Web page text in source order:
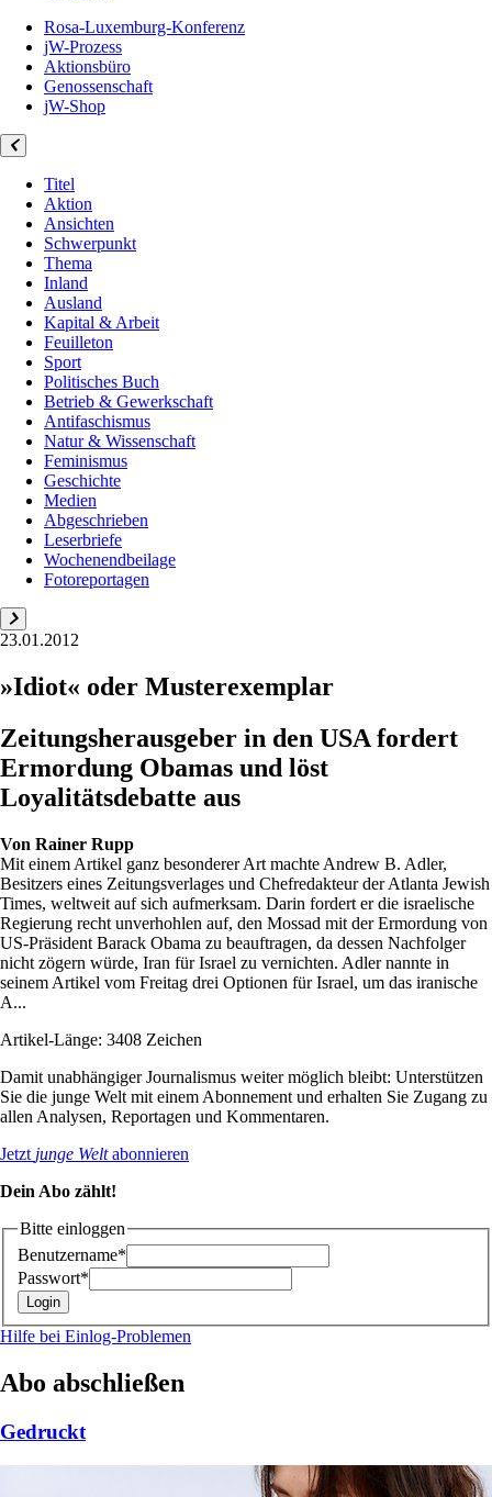
Rosa-Luxemburg-Konferenz
jW-Prozess
Aktionsbüro
Genossenschaft
jW-Shop
Titel
Aktion
Ansichten
Schwerpunkt
Thema
Inland
Ausland
Kapital & Arbeit
Feuilleton
Sport
Politisches Buch
Betrieb & Gewerkschaft
Antifaschismus
Natur & Wissenschaft
Feminismus
Geschichte
Medien
Abgeschrieben
Leserbriefe
Wochenendbeilage
Fotoreportagen
23.01.2012
»Idiot« oder Musterexemplar
Zeitungsherausgeber in den USA fordert
Ermordung Obamas und löst
Loyalitätsdebatte aus
Von Rainer Rupp
Mit einem Artikel ganz besonderer Art machte Andrew B. Adler,
Besitzers eines Zeitungsverlages und Chefredakteur der Atlanta Jewish
Times, weltweit auf sich aufmerksam. Darin fordert er die israelische
Regierung recht unverhohlen auf, den Mossad mit der Ermordung von
US-Präsident Barack Obama zu beauftragen, da dessen Nachfolger
nicht zögern würde, Iran für Israel zu vernichten. Adler nannte in
seinem Artikel vom Freitag drei Optionen für Israel, um das iranische
A...
Artikel-Länge: 3408 Zeichen
Damit unabhängiger Journalismus weiter möglich bleibt: Unterstützen
Sie die junge Welt mit einem Abonnement und erhalten Sie Zugang zu
allen Analysen, Reportagen und Kommentaren.
Jetzt junge Weltabonnieren
Dein Abo zählt!
Bitte einloggen
Benutzername*
Passwort*
Hilfe bei Einlog-Problemen
Abo abschließen
Gedruckt